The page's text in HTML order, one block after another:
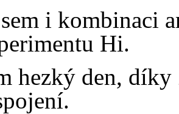
i kombinaci
Hi.
hezký den,